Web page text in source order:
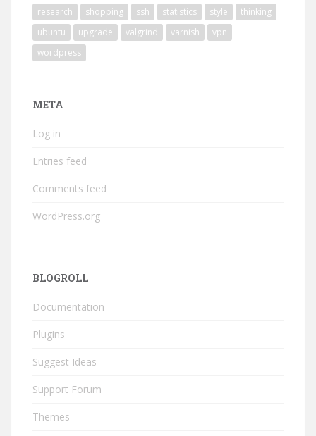
research
shopping ssh statistics style
thinking
ubuntu
upgrade valgrind varnish
vpn
wordpress
META
Log in
Entries feed
Comments feed
WordPress.org
BLOGROLL
Documentation
Plugins
Suggest Ideas
Support Forum
Themes